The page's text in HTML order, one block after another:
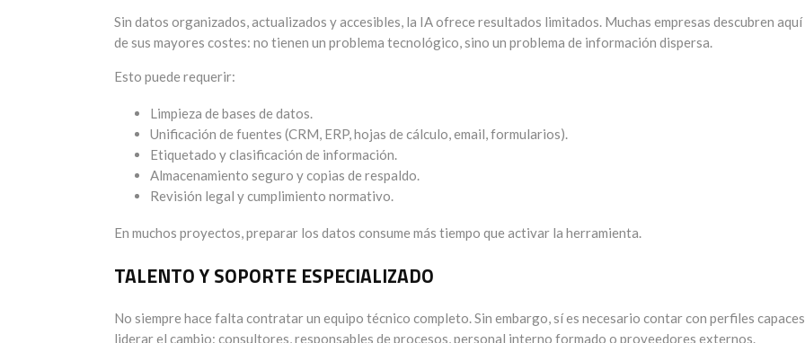
Sin datos organizados, actualizados y accesibles, la IA ofrece resultados limitados. Muchas empresas descubren aquí
de sus mayores costes: no tienen un problema tecnológico, sino un problema de información dispersa.
Esto puede requerir:
Limpieza de bases de datos.
Unificación de fuentes (CRM, ERP, hojas de cálculo, email, formularios).
Etiquetado y clasificación de información.
Almacenamiento seguro y copias de respaldo.
Revisión legal y cumplimiento normativo.
En muchos proyectos, preparar los datos consume más tiempo que activar la herramienta.
TALENTO Y SOPORTE ESPECIALIZADO
No siempre hace falta contratar un equipo técnico completo. Sin embargo, sí es necesario contar con perfiles
liderar el cambio: consultores, responsables de procesos, personal interno formado o proveedores externos.